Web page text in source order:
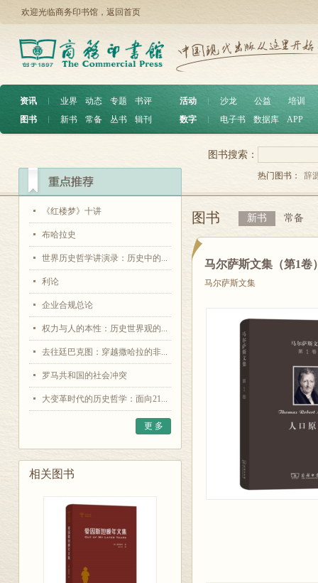
欢迎光临商务印书馆， 返回首页
资讯 ︱ 业界 动态 专题
书评
图书
︱ 新书 常备 丛书 辑刊
活动 沙龙 公益
培训
数字
电子书 数据库 APP
《红楼梦》十讲
布哈拉史
世界历史哲学讲演录：历史中的...
利论
企业合规总论
权力与人的本性：历史世界观的...
去往廷巴克图：穿越撒哈拉的非...
罗马共和国的社会冲突
大变革时代的历史哲学：面向21...
更 多
相关图书
图书搜索：
热门图书： 辞
图书 新书 常备
马尔萨斯文集（第1卷
马尔萨斯文集